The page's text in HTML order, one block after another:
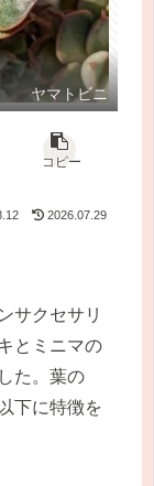
ヤマトビニ
コピー
2026.07.29
サクセサリ
とミニマの
た。葉の
下に特徴を